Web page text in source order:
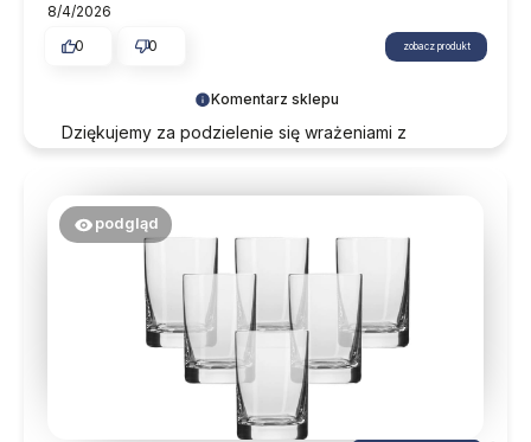
Komentarz sklepu
Dziękujemy za podzielenie się wrażeniami z
8/4/2026
0
0 zobacz produkt
podgląd